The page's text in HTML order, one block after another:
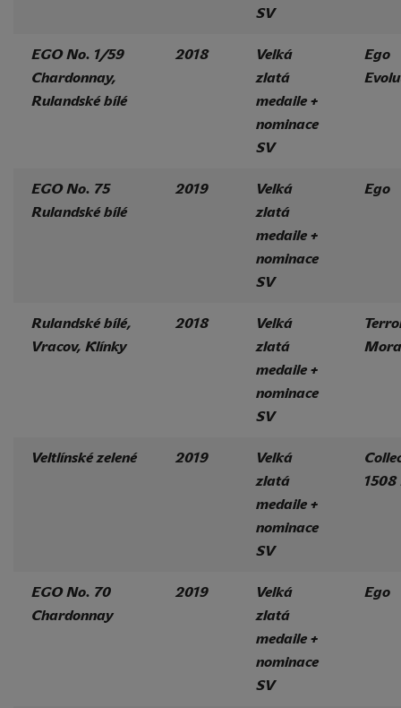
SV
EGO No. 1/59
Chardonnay,
Rulandské bílé
2018
Velká
zlatá
medaile +
nominace
SV
Ego
EGO No. 75
Rulandské bílé
2019
Velká
zlatá
medaile +
nominace
SV
Ego
Rulandské bílé,
Vracov, Klínky
2018
Velká
zlatá
medaile +
nominace
SV
Veltlínské zelené 2019
Velká
zlatá
medaile +
nominace
SV
1508
EGO No. 70
Chardonnay
2019
Velká
zlatá
medaile +
nominace
SV
Ego